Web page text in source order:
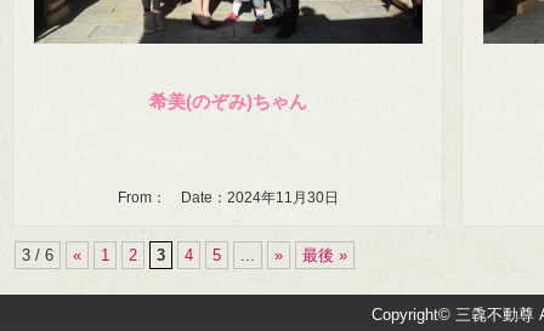
希美(のぞみ)ちゃん
From： Date：2024年11月30日
3 / 6 « 1 2 3 4 5 ... » 最後 »
Copyright© 三毳不動尊